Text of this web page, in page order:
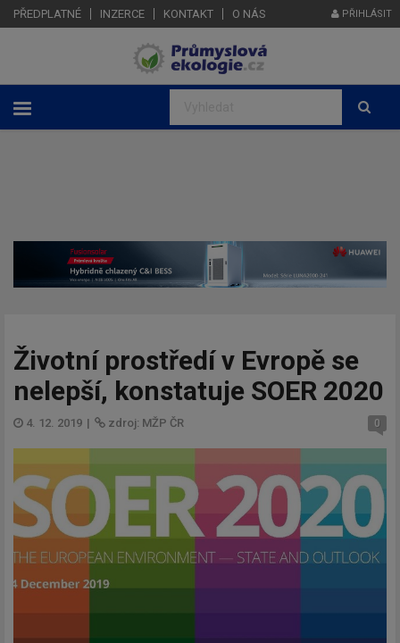
PŘEDPLATNÉ INZERCE KONTAKT O NÁS PŘIHLÁSIT
Životní prostředí v Evropě se
nelepší, konstatuje SOER 2020
4. 12. 2019 | zdroj: MŽP ČR 0